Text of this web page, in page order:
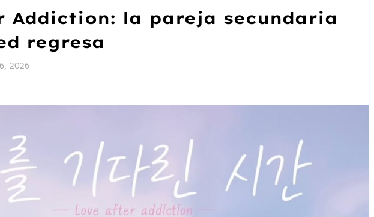
Addiction: la pareja secundaria
regresa
2026